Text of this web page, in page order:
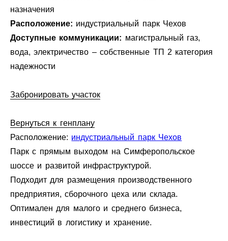
назначения
Расположение: индустриальный парк Чехов
Доступные коммуникации: магистральный газ,
вода, электричество – собственные ТП 2 категория
надежности
Забронировать участок
Вернуться к генплану
Расположение: индустриальный парк Чехов
Парк с прямым выходом на Симферопольское
шоссе и развитой инфраструктурой.
Подходит для размещения производственного
предприятия, сборочного цеха или склада.
Оптимален для малого и среднего бизнеса,
инвестиций в логистику и хранение.